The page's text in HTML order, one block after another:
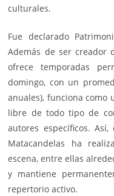
culturales.
Fue declarado
Además de ser creador
ofrece temporadas
domingo, con un
anuales), funciona como
libre de todo tipo de
autores específicos.
Matacandelas ha
escena, entre ellas
y mantiene
repertorio activo.